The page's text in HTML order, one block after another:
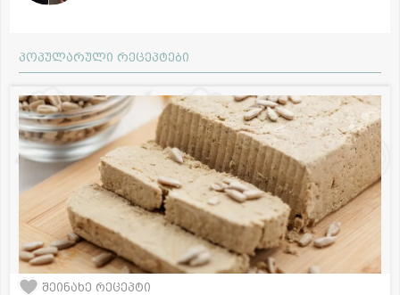
პოპულარული რეცეპტები
შეინახე რეცეპტი